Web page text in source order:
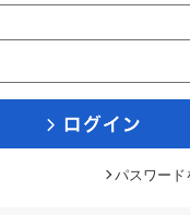
パスワード